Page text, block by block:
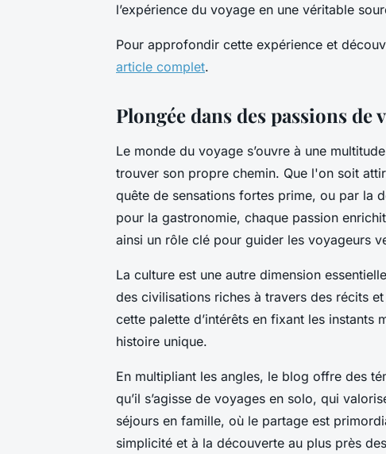
l’expérience du voyage en une véritable
Pour approfondir cette expérience et
article complet.
Plongée dans des passions de
Le monde du voyage s’ouvre à une
trouver son propre chemin. Que l'on soit
quête de sensations fortes prime, ou par la
pour la gastronomie, chaque passion
ainsi un rôle clé pour guider les voyageurs
La culture est une autre dimension
des civilisations riches à travers des récits
cette palette d’intérêts en fixant les instants
histoire unique.
En multipliant les angles, le blog offre des
qu’il s’agisse de voyages en solo, qui
séjours en famille, où le partage est
simplicité et à la découverte au plus près